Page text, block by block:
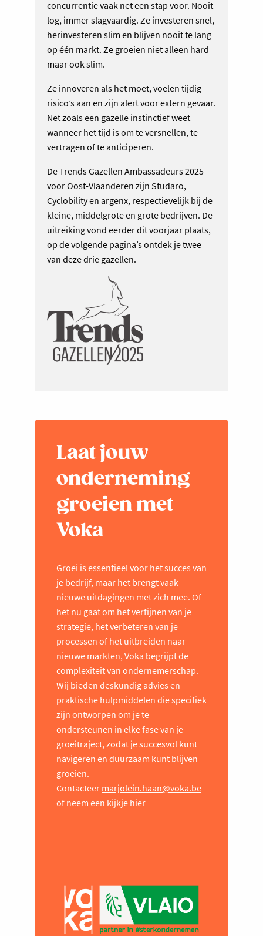
concurrentie vaak net een stap voor. Nooit
log, immer slagvaardig. Ze investeren snel,
herinvesteren slim en blijven nooit te lang
op één markt. Ze groeien niet alleen hard
maar ook slim.
Ze innoveren als het moet, voelen tijdig
risico’s aan en zijn alert voor extern gevaar.
Net zoals een gazelle instinctief weet
wanneer het tijd is om te versnellen, te
vertragen of te anticiperen.
De Trends Gazellen Ambassadeurs 2025
voor Oost-Vlaanderen zijn Studaro,
Cyclobility en argenx, respectievelijk bij de
kleine, middelgrote en grote bedrijven. De
uitreiking vond eerder dit voorjaar plaats,
op de volgende pagina’s ontdek je twee
van deze drie gazellen.
Laat jouw
onderneming
groeien met
Voka
Groei is essentieel voor het succes van
je bedrijf, maar het brengt vaak
nieuwe uitdagingen met zich mee. Of
het nu gaat om het verfijnen van je
strategie, het verbeteren van je
processen of het uitbreiden naar
nieuwe markten, Voka begrijpt de
complexiteit van ondernemerschap.
Wij bieden deskundig advies en
praktische hulpmiddelen die specifiek
zijn ontworpen om je te
ondersteunen in elke fase van je
groeitraject, zodat je succesvol kunt
navigeren en duurzaam kunt blijven
groeien.
Contacteer marjolein.haan@voka.be
of neem een kijkje hier